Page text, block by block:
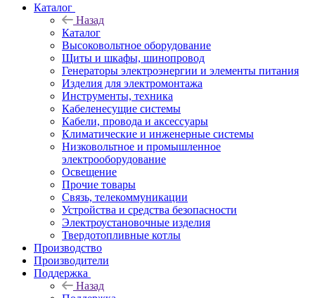
Каталог
Назад
Каталог
Высоковольтное оборудование
Щиты и шкафы, шинопровод
Генераторы электроэнергии и элементы питания
Изделия для электромонтажа
Инструменты, техника
Кабеленесущие системы
Кабели, провода и аксессуары
Климатические и инженерные системы
Низковольтное и промышленное
электрооборудование
Освещение
Прочие товары
Связь, телекоммуникации
Устройства и средства безопасности
Электроустановочные изделия
Твердотопливные котлы
Производство
Производители
Поддержка
Назад